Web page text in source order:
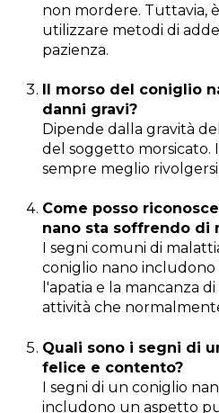
non mordere. Tuttavia,
utilizzare metodi di
pazienza.
Il morso del coniglio
danni gravi?
Dipende dalla gravità
del soggetto morsicato.
sempre meglio
Come posso
nano sta soffrendo di
I segni comuni di
coniglio nano
l'apatia e la mancanza
attività che
Quali sono i segni di
felice e contento?
I segni di un coniglio
includono un aspetto